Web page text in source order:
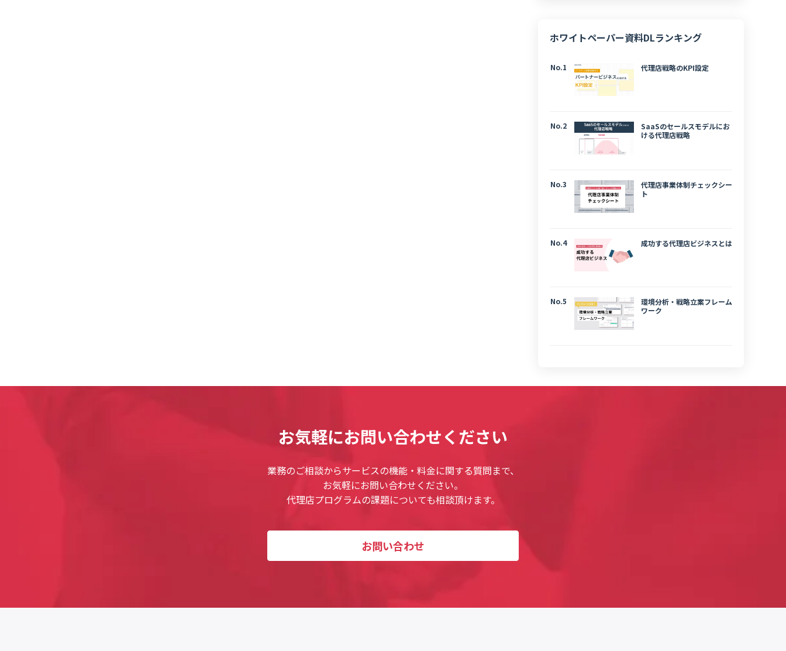
ホワイトペーパー資料DLランキング
No.1 代理店戦略のKPI設定
No.2
SaaSのセールスモデルにお
ける代理店戦略
No.3
代理店事業体制チェックシー
ト
No.4 成功する代理店ビジネスとは
No.5
環境分析・戦略立案フレーム
ワーク
お気軽にお問い合わせください
業務のご相談からサービスの機能・料金に関する質問まで、
お気軽にお問い合わせください。
代理店プログラムの課題についても相談頂けます。
お問い合わせ